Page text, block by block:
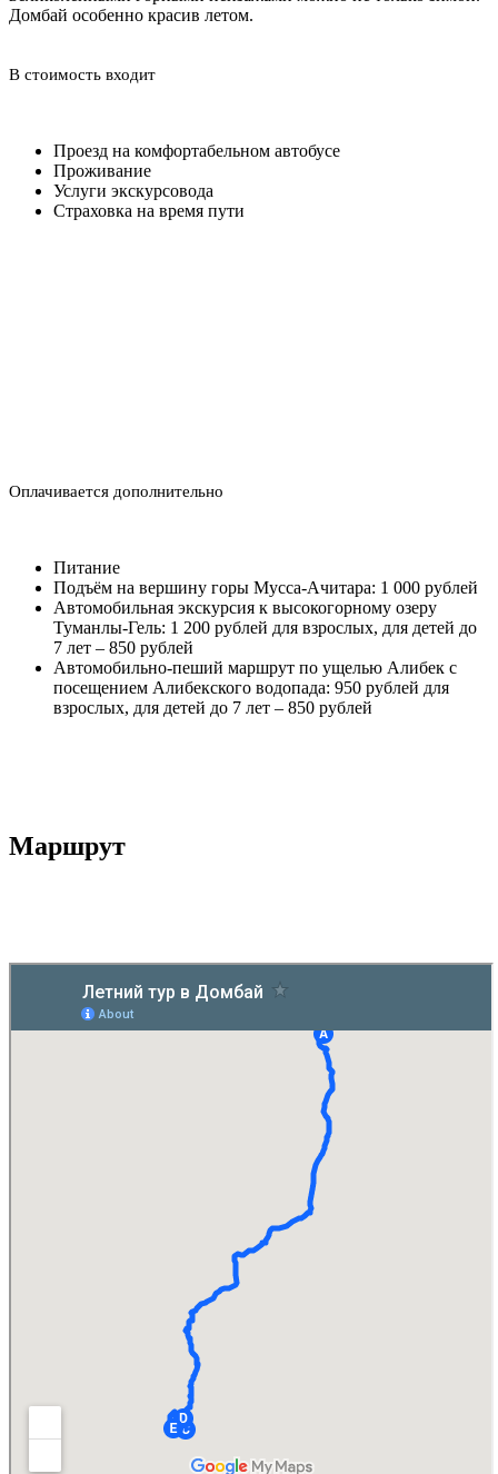
Домбай особенно красив летом.
В стоимость входит
Проезд на комфортабельном автобусе
Проживание
Услуги экскурсовода
Страховка на время пути
Оплачивается дополнительно
Питание
Подъём на вершину горы Мусса-Ачитара: 1 000 рублей
Автомобильная экскурсия к высокогорному озеру
Туманлы-Гель: 1 200 рублей для взрослых, для детей до
7 лет – 850 рублей
Автомобильно-пеший маршрут по ущелью Алибек с
посещением Алибекского водопада: 950 рублей для
взрослых, для детей до 7 лет – 850 рублей
Маршрут